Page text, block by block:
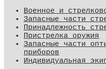
Военное и
Запасные части
Принадлежность
Пристрелка оружия
Запасные части
приборов
Индивидуальная